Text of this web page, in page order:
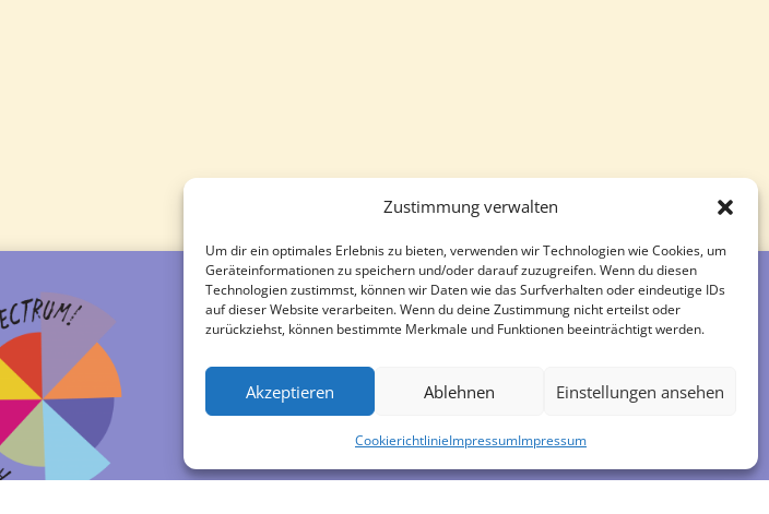
Zustimmung verwalten
Um dir ein optimales Erlebnis zu bieten, verwenden wir Technologien wie Cookies, um
Geräteinformationen zu speichern und/oder darauf zuzugreifen. Wenn du diesen
Technologien zustimmst, können wir Daten wie das Surfverhalten oder eindeutige IDs
auf dieser Website verarbeiten. Wenn du deine Zustimmung nicht erteilst oder
zurückziehst, können bestimmte Merkmale und Funktionen beeinträchtigt werden.
Akzeptieren Ablehnen Einstellungen ansehen
CookierichtlinieImpressumImpressum
Impressum